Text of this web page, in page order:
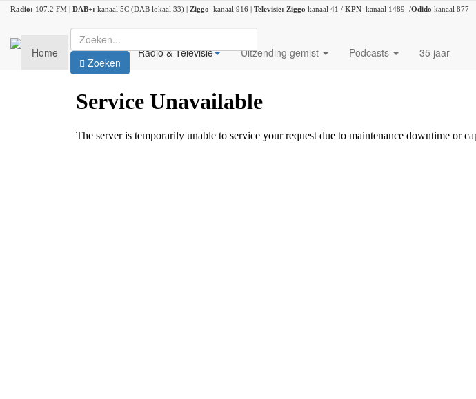
Radio: 107.2 FM | DAB+: kanaal 5C (DAB lokaal 33) | Ziggo kanaal 916 | Televisie: Ziggo kanaal 41 / KPN kanaal 1489 /Odido kanaal 877
Home Nieuws Radio & Televisie Uitzending gemist Podcasts 35 jaar
Zoeken